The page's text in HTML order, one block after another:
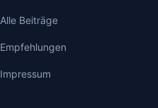
Alle Beiträge
Empfehlungen
Impressum